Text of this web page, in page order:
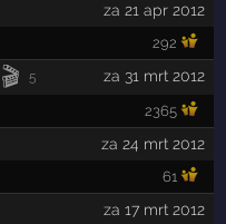
za 21 apr 2012
292
🎬 5 za 31 mrt 2012
2365
za 24 mrt 2012
61
za 17 mrt 2012